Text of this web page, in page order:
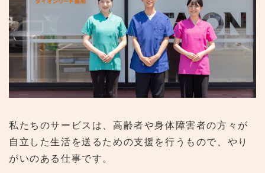
私たちのサービスは、高齢者や身体障害者の方々が
自立した生活を送るための支援を行うもので、やり
がいのある仕事です。